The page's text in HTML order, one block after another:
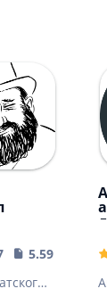
5.59 MB